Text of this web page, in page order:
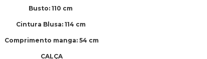
Busto: 110 cm
Cintura Blusa: 114 cm
Comprimento manga: 54 cm
CALÇA